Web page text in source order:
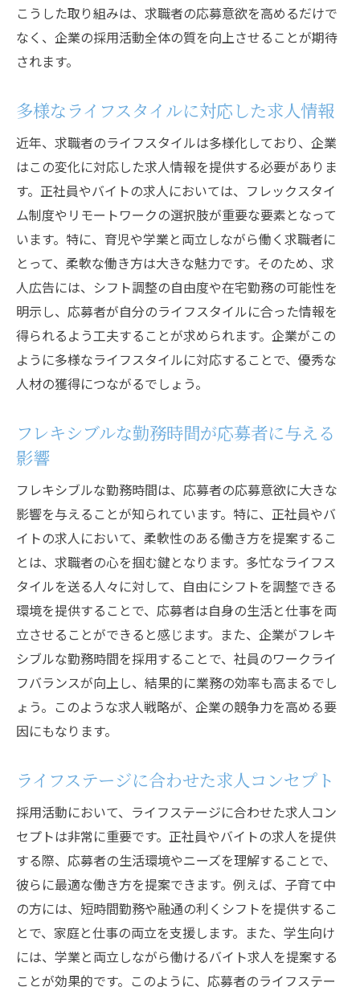
こうした取り組みは、求職者の応募意欲を高めるだけで
なく、企業の採用活動全体の質を向上させることが期待
されます。
多様なライフスタイルに対応した求人情報
近年、求職者のライフスタイルは多様化しており、企業
はこの変化に対応した求人情報を提供する必要がありま
す。正社員やバイトの求人においては、フレックスタイ
ム制度やリモートワークの選択肢が重要な要素となって
います。特に、育児や学業と両立しながら働く求職者に
とって、柔軟な働き方は大きな魅力です。そのため、求
人広告には、シフト調整の自由度や在宅勤務の可能性を
明示し、応募者が自分のライフスタイルに合った情報を
得られるよう工夫することが求められます。企業がこの
ように多様なライフスタイルに対応することで、優秀な
人材の獲得につながるでしょう。
フレキシブルな勤務時間が応募者に与える
影響
フレキシブルな勤務時間は、応募者の応募意欲に大きな
影響を与えることが知られています。特に、正社員やバ
イトの求人において、柔軟性のある働き方を提案するこ
とは、求職者の心を掴む鍵となります。多忙なライフス
タイルを送る人々に対して、自由にシフトを調整できる
環境を提供することで、応募者は自身の生活と仕事を両
立させることができると感じます。また、企業がフレキ
シブルな勤務時間を採用することで、社員のワークライ
フバランスが向上し、結果的に業務の効率も高まるでし
ょう。このような求人戦略が、企業の競争力を高める要
因にもなります。
ライフステージに合わせた求人コンセプト
採用活動において、ライフステージに合わせた求人コン
セプトは非常に重要です。正社員やバイトの求人を提供
する際、応募者の生活環境やニーズを理解することで、
彼らに最適な働き方を提案できます。例えば、子育て中
の方には、短時間勤務や融通の利くシフトを提供するこ
とで、家庭と仕事の両立を支援します。また、学生向け
には、学業と両立しながら働けるバイト求人を提案する
ことが効果的です。このように、応募者のライフステー